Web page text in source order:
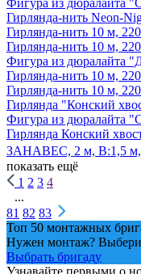
Фигура из
Гирлянда-нить Neon-
Гирлянда-нить 10 м,
Гирлянда-нить 10 м,
Фигура из дюралайта
Гирлянда-нить 10 м,
Гирлянда-нить 10 м,
Гирлянда "Конский
Фигура из дюралайта
Гирлянда Конский
ЗАНАВЕС, 2 м, В:1,5
показать ещё
1 2 3 4
...
81 82 83
Топ 50 монтажных
Нужен монтаж?
Выбрать бригаду
Узнавайте первыми о